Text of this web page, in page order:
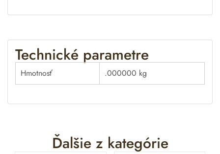
Technické parametre
Hmotnosť .000000 kg
Ďalšie z kategórie